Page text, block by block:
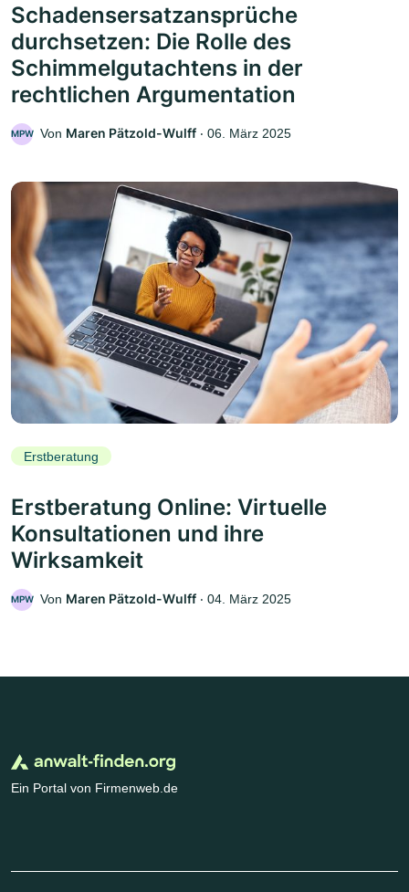
Schadensersatzansprüche
durchsetzen: Die Rolle des
Schimmelgutachtens in der
rechtlichen Argumentation
MPW Von Maren Pätzold-Wulff ‧ 06. März 2025
Erstberatung
Erstberatung Online: Virtuelle
Konsultationen und ihre
Wirksamkeit
MPW Von Maren Pätzold-Wulff ‧ 04. März 2025
Ein Portal von Firmenweb.de